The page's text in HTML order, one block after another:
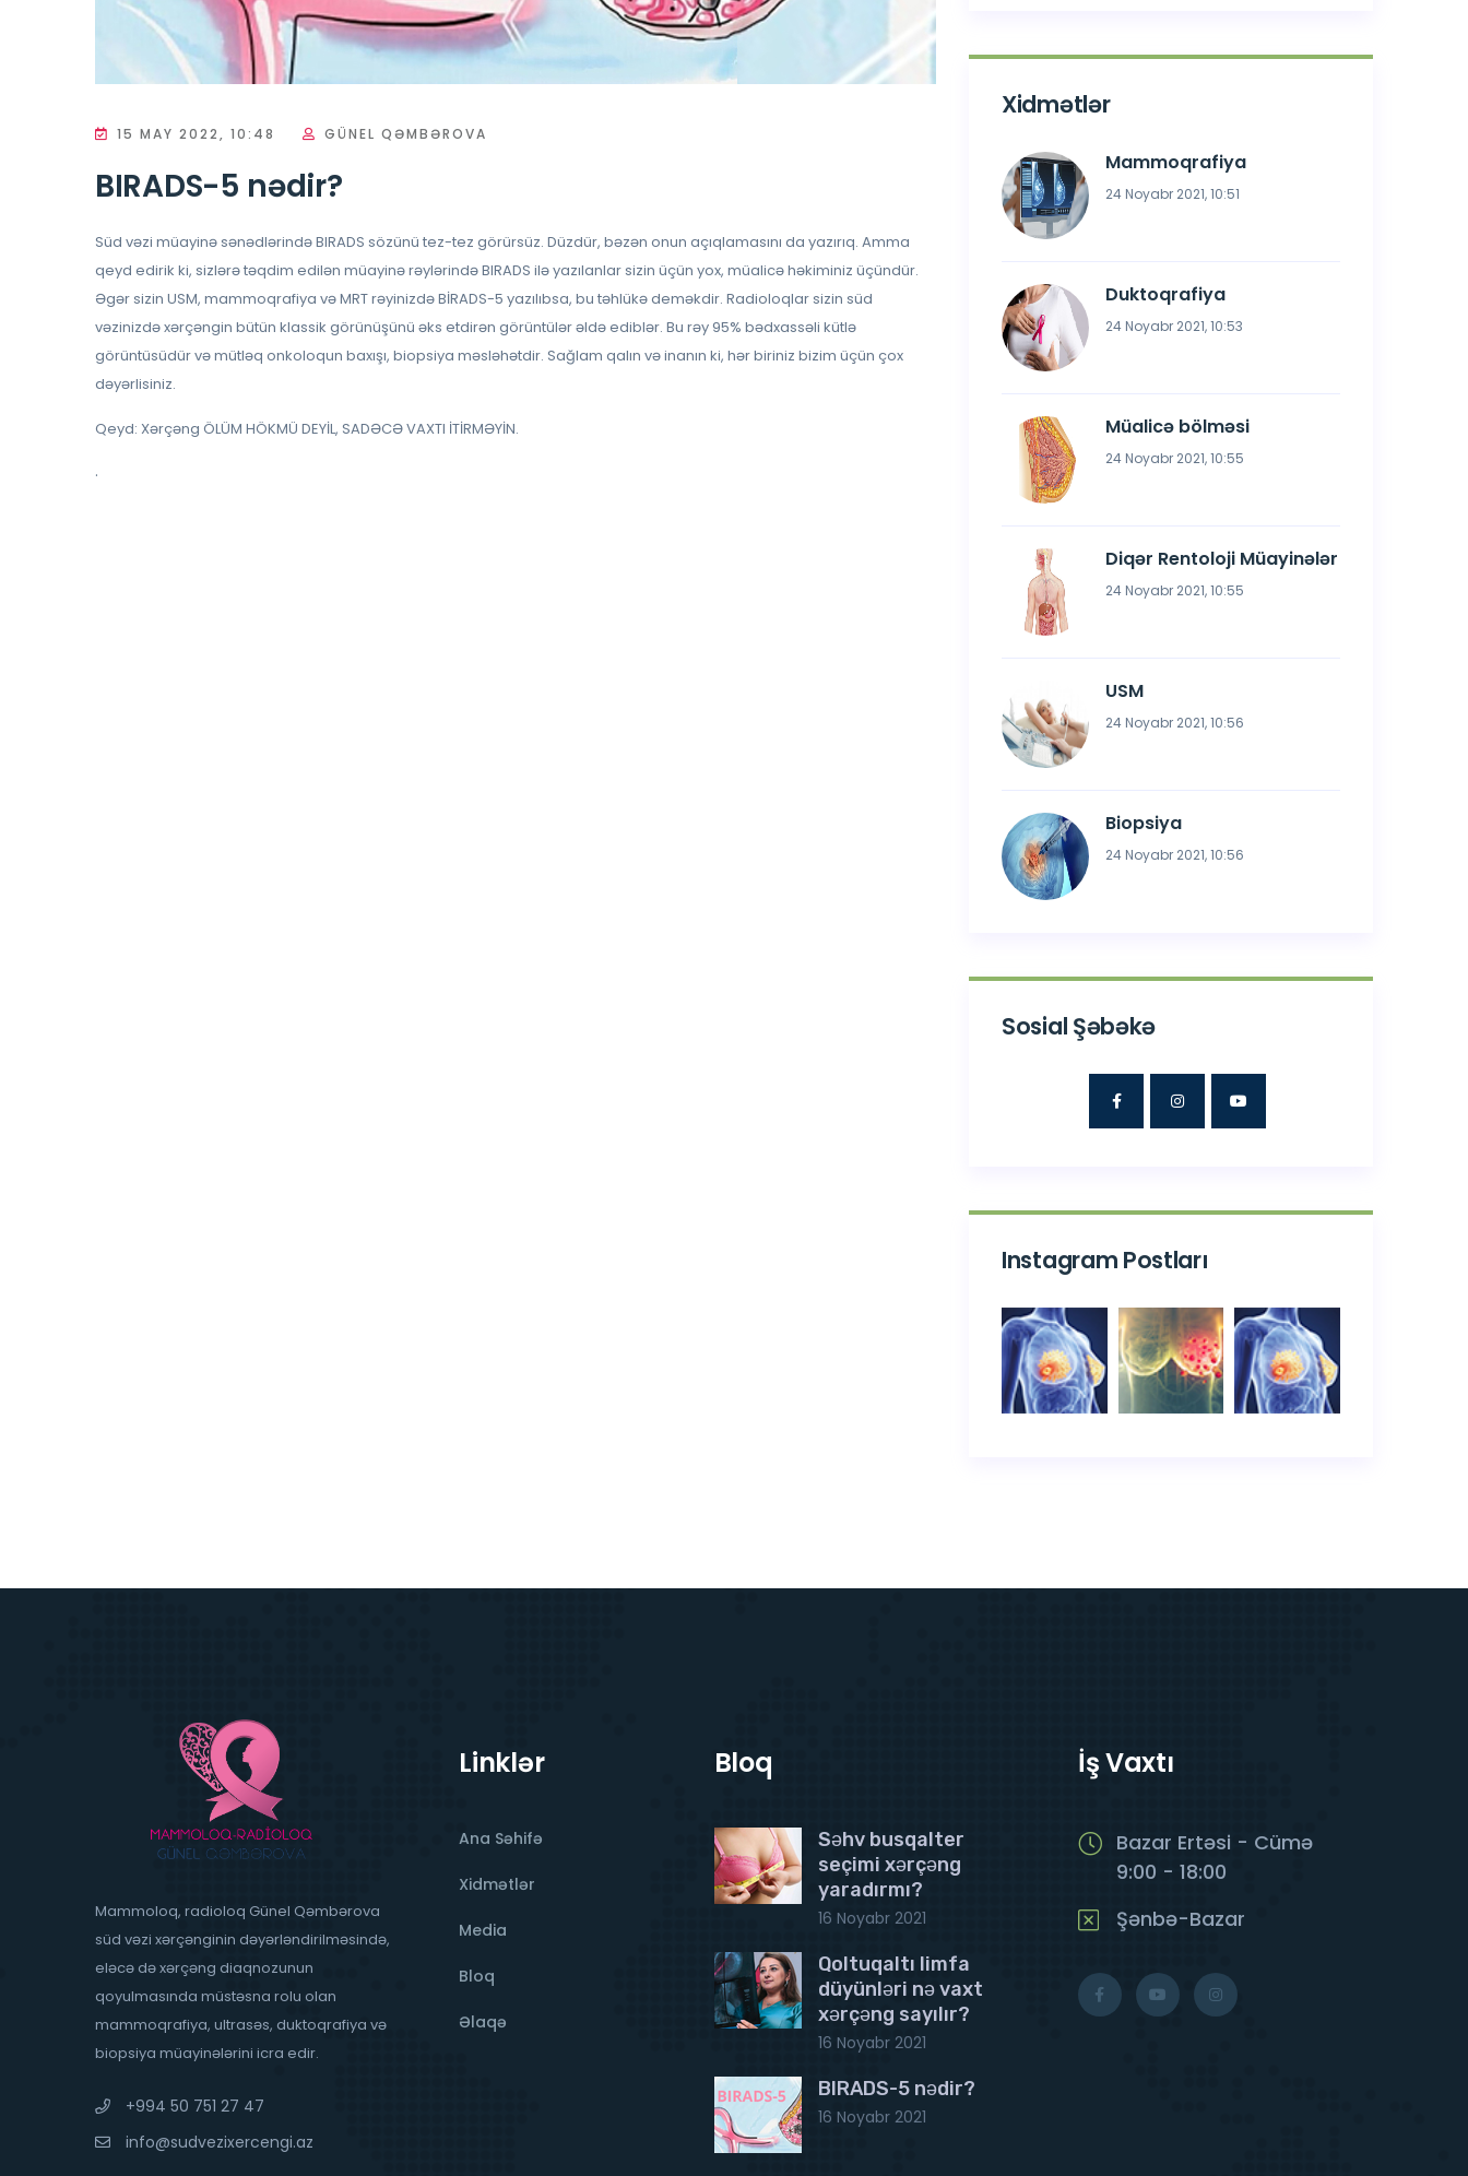
15 MAY 2022, 10:48 GÜNEL QƏMBƏROVA
BIRADS-5 nədir?
Süd vəzi müayinə sənədlərində BIRADS sözünü tez-tez görürsüz. Düzdür, bəzən onun açıqlamasını da yazırıq. Amma
qeyd edirik ki, sizlərə təqdim edilən müayinə rəylərində BIRADS ilə yazılanlar sizin üçün yox, müalicə həkiminiz üçündür.
Əgər sizin USM, mammoqrafiya və MRT rəyinizdə BİRADS-5 yazılıbsa, bu təhlükə deməkdir. Radioloqlar sizin süd
vəzinizdə xərçəngin bütün klassik görünüşünü əks etdirən görüntülər əldə ediblər. Bu rəy 95% bədxassəli kütlə
görüntüsüdür və mütləq onkoloqun baxışı, biopsiya məsləhətdir. Sağlam qalın və inanın ki, hər biriniz bizim üçün çox
dəyərlisiniz.
Qeyd: Xərçəng ÖLÜM HÖKMÜ DEYİL, SADƏCƏ VAXTI İTİRMƏYİN.
.
Xidmətlər
Mammoqrafiya
24 Noyabr 2021, 10:51
Duktoqrafiya
24 Noyabr 2021, 10:53
Müalicə bölməsi
24 Noyabr 2021, 10:55
Diqər Rentoloji Müayinələr
24 Noyabr 2021, 10:55
USM
24 Noyabr 2021, 10:56
Biopsiya
24 Noyabr 2021, 10:56
Sosial Şəbəkə
Instagram Postları
Mammoloq, radioloq Günel Qəmbərova
süd vəzi xərçənginin dəyərləndirilməsində,
eləcə də xərçəng diaqnozunun
qoyulmasında müstəsna rolu olan
mammoqrafiya, ultrasəs, duktoqrafiya və
biopsiya müayinələrini icra edir.
+994 50 751 27 47
info@sudvezixercengi.az
Linklər
Ana Səhifə
Xidmətlər
Media
Bloq
Əlaqə
Bloq
Səhv busqalter
seçimi xərçəng
yaradırmı?
16 Noyabr 2021
Qoltuqaltı limfa
düyünləri nə vaxt
xərçəng sayılır?
16 Noyabr 2021
BIRADS-5 nədir?
16 Noyabr 2021
İş Vaxtı
Bazar Ertəsi - Cümə
9:00 - 18:00
Şənbə-Bazar